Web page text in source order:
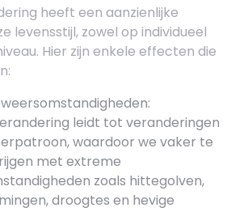
heeft een aanzienlijke
levensstijl, zowel op individueel
Hier zijn enkele effecten die
leidt tot veranderingen
waardoor we vaker te
met extreme
zoals hittegolven,
droogtes en hevige